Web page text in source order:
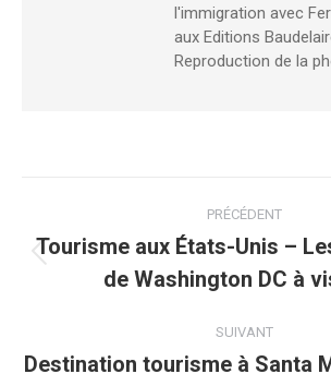
l'immigration avec
aux Editions
Reproduction de la
PRÉCÉDENT
Tourisme aux États-Unis –
de Washington DC à
SUIVANT
Destination tourisme à Santa